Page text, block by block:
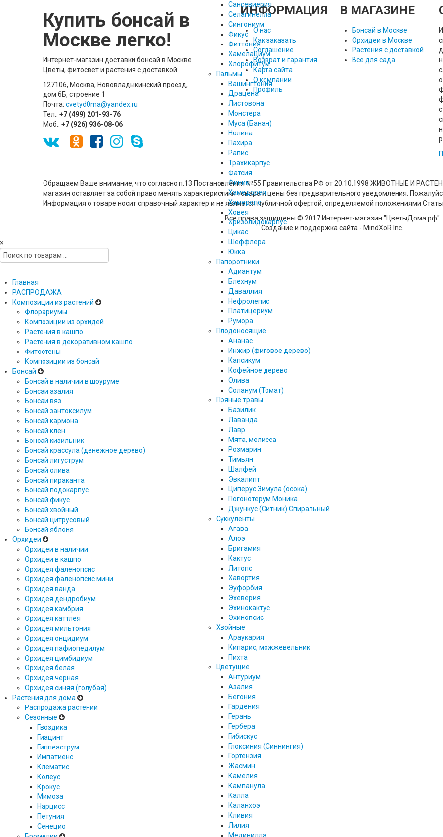
Сансевиерия
Селагинелла
Сингониум
Фикус
Фиттония
Хамелациум
Хлорофитум
Пальмы
Вашингтония
Драцена
Листовона
Монстера
Муса (Банан)
Нолина
Пахира
Рапис
Трахикарпус
Фатсия
Финик
Хамедорея
Хамеропс
Ховея
Хризолидокарпус
Цикас
Шеффлера
Юкка
Папоротники
Адиантум
Блехнум
Даваллия
Нефролепис
Платицериум
Румора
Плодоносящие
Ананас
Инжир (фиговое дерево)
Капсикум
Кофейное дерево
Олива
Соланум (Томат)
Пряные травы
Базилик
Лаванда
Лавр
Мята, мелисса
Розмарин
Тимьян
Шалфей
Эвкалипт
Циперус Зимула (осока)
Погонотерум Моника
Джункус (Ситник) Спиральный
Суккуленты
Агава
Алоэ
Бригамия
Кактус
Литопс
Хавортия
Эуфорбия
Эхеверия
Эхинокактус
Эхинопсис
Хвойные
Араукария
Кипарис, можжевельник
Пихта
Цветущие
Антуриум
Азалия
Бегония
Гардения
Герань
Гербера
Гибискус
Глоксиния (Синнингия)
Гортензия
Жасмин
Камелия
Кампанула
Калла
Каланхоэ
Кливия
Лилия
Мединилла
Купить бонсай в
Москве легко!
Интернет-магазин доставки бонсай в Москве
Цветы, фитосвет и растения с доставкой
127106, Москва, Нововладыкинский проезд,
дом 6Б, строение 1
Почта: cvetyd0ma@yandex.ru
Тел.: +7 (499) 201-93-76
Моб.: +7 (926) 936-08-06
ИНФОРМАЦИЯ
О нас
Как заказать
Соглашение
Возврат и гарантия
Карта сайта
О компании
Профиль
В МАГАЗИНЕ
Бонсай в Москве
Орхидеи в Москве
Растения с доставкой
Все для сада
Обращаем Ваше внимание, что согласно п.13 Постановления №55 Правительства РФ от 20.10.1998 ЖИВОТНЫЕ И
магазин оставляет за собой право менять характеристики товара и цены без предварительного уведомления.
Информация о товаре носит справочный характер и не является публичной офертой, определяемой положениями
Все права защищены © 2017 Интернет-магазин "ЦветыДома.рф"
Создание и поддержка сайта - MindXoR Inc.
×
Главная
РАСПРОДАЖА
Композиции из растений
Флорариумы
Композиции из орхидей
Растения в кашпо
Растения в декоративном кашпо
Фитостены
Композиции из бонсай
Бонсай
Бонсай в наличии в шоуруме
Бонсаи азалия
Бонсаи вяз
Бонсай зантоксилум
Бонсай кармона
Бонсай клен
Бонсай кизильник
Бонсай крассула (денежное дерево)
Бонсай лигуструм
Бонсай олива
Бонсай пираканта
Бонсай подокарпус
Бонсай фикус
Бонсай хвойный
Бонсай цитрусовый
Бонсай яблоня
Орхидеи
Орхидеи в наличии
Орхидеи в кашпо
Орхидея фаленопсис
Орхидея фаленопсис мини
Орхидея ванда
Орхидея дендробиум
Орхидея камбрия
Орхидея каттлея
Орхидея мильтония
Орхидея онцидиум
Орхидея пафиопедилум
Орхидея цимбидиум
Орхидея белая
Орхидея черная
Орхидея синяя (голубая)
Растения для дома
Распродажа растений
Сезонные
Гвоздика
Гиацинт
Гиппеаструм
Импатиенс
Клематис
Колеус
Крокус
Мимоза
Нарцисс
Петуния
Сенецио